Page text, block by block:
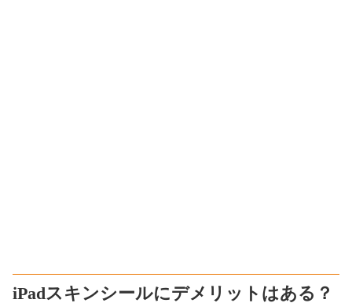
iPadスキンシールにデメリットはある？